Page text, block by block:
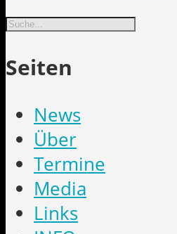
Suche
Seiten
News
Über
Termine
Media
Links